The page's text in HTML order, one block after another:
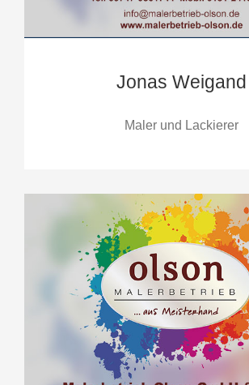
Jonas Weigand
Maler und Lackierer